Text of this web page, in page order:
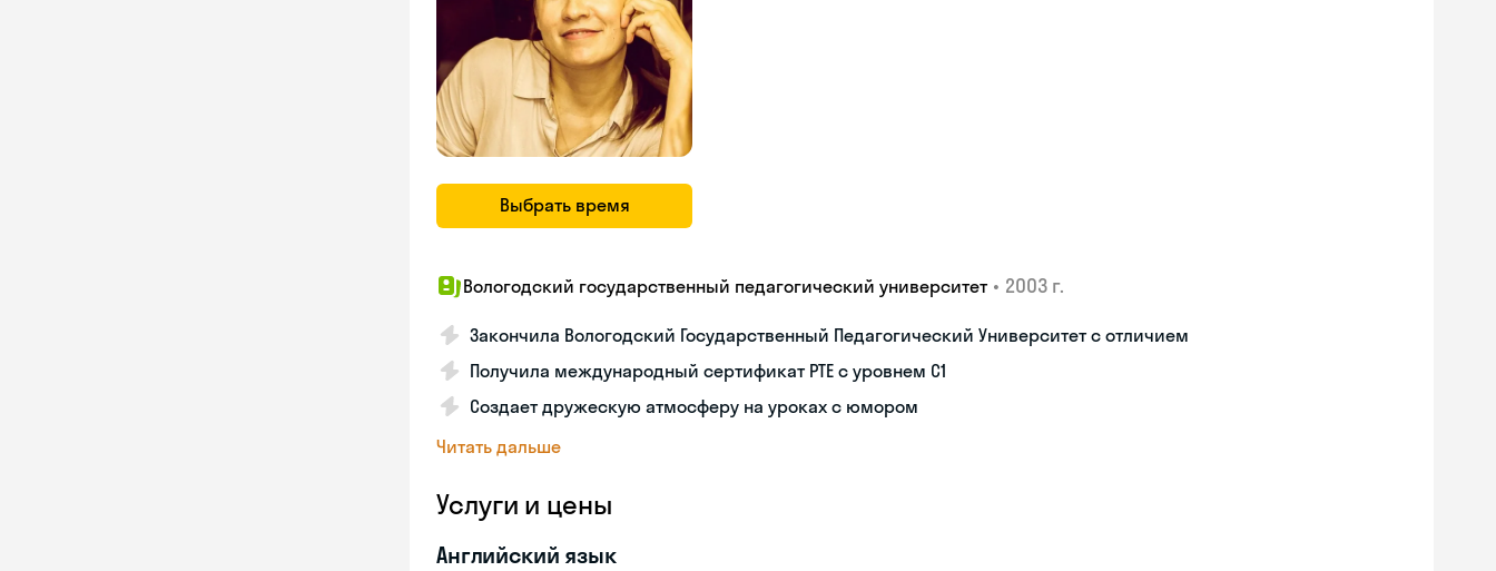
Выбрать время
Вологодский государственный педагогический университет • 2003 г.
Закончила Вологодский Государственный Педагогический Университет с отличием
Получила международный сертификат PTE с уровнем C1
Создает дружескую атмосферу на уроках с юмором
Читать дальше
Услуги и цены
Английский язык